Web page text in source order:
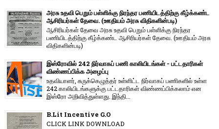
அரசு உதவி பெறும் பள்ளிக்கு நிரந்தர பணியிடத்திற்கு கீழ்க்கண்ட
ஆசிரியர்கள் தேவை. (ஊதியம் அரசு விதிகளின்படி)
ஆசிரியர்கள் தேவை அரசு உதவி பெறும் பள்ளிக்கு நிரந்தர
பணியிடத்திற்கு கீழ்க்கண்ட ஆசிரியர்கள் தேவை. (ஊதியம் அரசு
விதிகளின்படி)
இஸ்ரோவில் 242 நிர்வாகப் பணி காலியிடங்கள் - பட்டதாரிகள்
விண்ணப்பிக்க அழைப்பு
உதவியாளர், சுருக்கெழுத்தர் உள்ளிட்ட நிர்வாகப் பணிகளில் உள்ள
242 காலியிடங்களுக்கு பட்டதாரிகள் விண்ணப்பிக்கலாம் என
இஸ்ரோ அறிவித்துள்ளது. இந்தி...
B.Lit Incentive G.O
CLICK LINK DOWNLOAD